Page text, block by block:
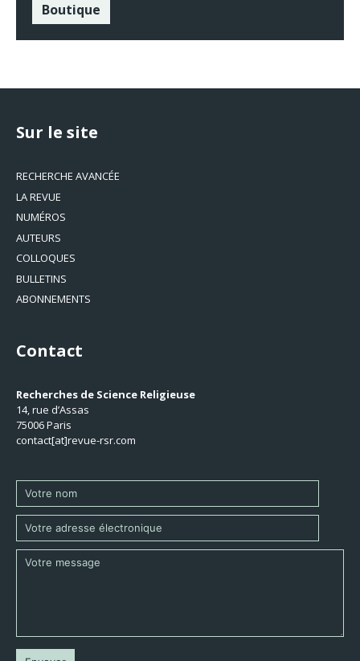
Boutique
Sur le site
RECHERCHE AVANCÉE
LA REVUE
NUMÉROS
AUTEURS
COLLOQUES
BULLETINS
ABONNEMENTS
Contact
Recherches de Science Religieuse
14, rue d’Assas
75006 Paris
contact[at]revue-rsr.com